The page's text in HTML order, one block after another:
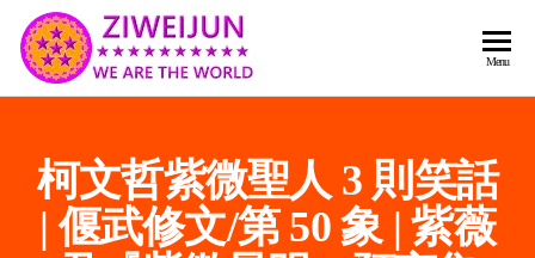
紫薇
《推
背
世
主
樂
章-
Menu
柯文哲紫微聖人 3 則笑話
| 偃武修文/第 50 象 | 紫薇